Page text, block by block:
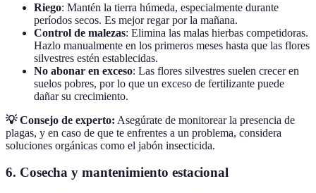
Riego: Mantén la tierra húmeda, especialmente durante
períodos secos. Es mejor regar por la mañana.
Control de malezas: Elimina las malas hierbas competidoras.
Hazlo manualmente en los primeros meses hasta que las flores
silvestres estén establecidas.
No abonar en exceso: Las flores silvestres suelen crecer en
suelos pobres, por lo que un exceso de fertilizante puede
dañar su crecimiento.
💡 Consejo de experto: Asegúrate de monitorear la presencia de
plagas, y en caso de que te enfrentes a un problema, considera
soluciones orgánicas como el jabón insecticida.
6. Cosecha y mantenimiento estacional